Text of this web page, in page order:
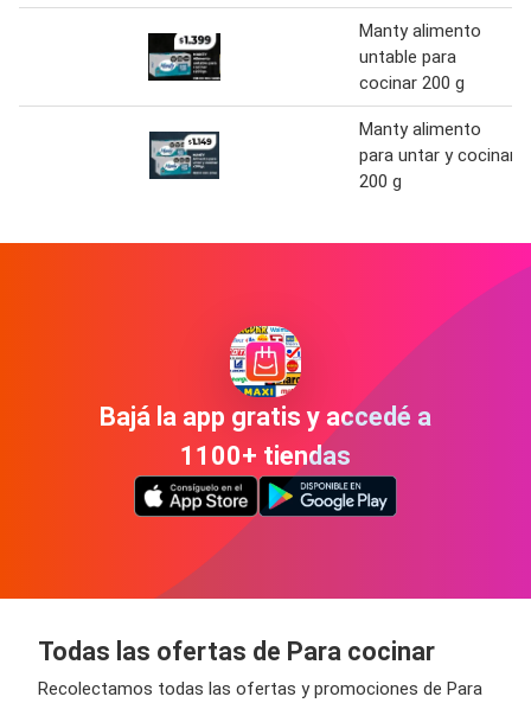
Manty alimento
untable para
cocinar 200 g
Manty alimento
para untar y cocinar
200 g
Bajá la app gratis y accedé a
1100+ tiendas
Todas las ofertas de Para cocinar
Recolectamos todas las ofertas y promociones de Para